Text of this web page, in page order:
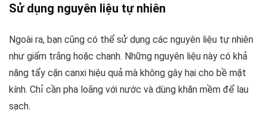
Sử dụng nguyên liệu tự nhiên
Ngoài ra, bạn cũng có thể sử dụng các nguyên liệu tự nhiên
như giấm trắng hoặc chanh. Những nguyên liệu này có khả
năng tẩy cặn canxi hiệu quả mà không gây hại cho bề mặt
kính. Chỉ cần pha loãng với nước và dùng khăn mềm để lau
sạch.